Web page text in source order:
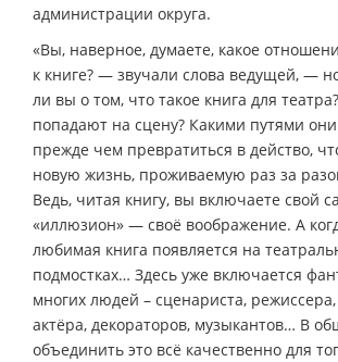
администрации округа.
«Вы, наверное, думаете, какое
к книге? — звучали слова ведущей, —
ли вы о том, что такое книга для
попадают на сцену? Какими путями
прежде чем превратиться в действо,
новую жизнь, проживаемую раз за
Ведь, читая книгу, вы включаете свой
«иллюзион» — своё воображение. А
любимая книга появляется на
подмостках… Здесь уже включается
многих людей – сценариста,
актёра, декораторов, музыкантов… В
объединить это всё качественно для